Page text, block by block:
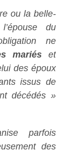
ou la belle-
du
ne
mariés et
des époux
issus de
décédés »
parfois
des